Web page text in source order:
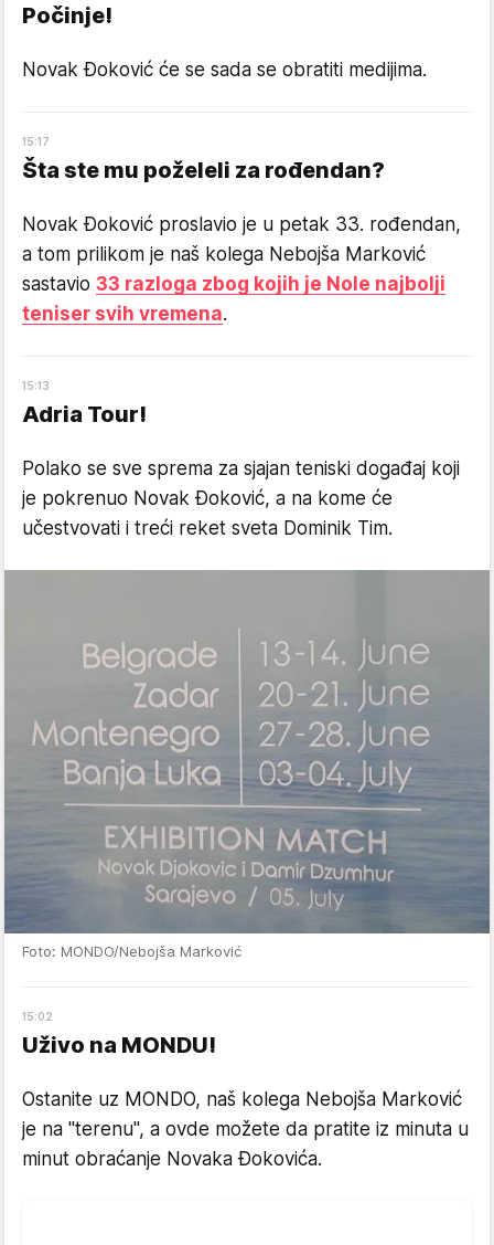
Počinje!
Novak Đoković će se sada se obratiti medijima.
15:17
Šta ste mu poželeli za rođendan?
Novak Đoković proslavio je u petak 33. rođendan,
a tom prilikom je naš kolega Nebojša Marković
sastavio 33 razloga zbog kojih je Nole najbolji
teniser svih vremena.
15:13
Adria Tour!
Polako se sve sprema za sjajan teniski događaj koji
je pokrenuo Novak Đoković, a na kome će
učestvovati i treći reket sveta Dominik Tim.
Foto: MONDO/Nebojša Marković
15:02
Uživo na MONDU!
Ostanite uz MONDO, naš kolega Nebojša Marković
je na "terenu", a ovde možete da pratite iz minuta u
minut obraćanje Novaka Đokovića.